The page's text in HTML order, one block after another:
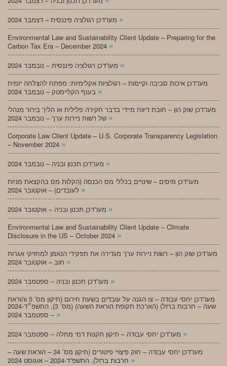
»
Environmental Law and Sustainability Client Update – Preparing for the
Carbon Tax Era – December 2024 »
»
מעו”דכן איכות סביבה וקיימות – רגולציות אקלימיות: מפתח להצלחה יזמית
»
מעו”דכן שוק הון – חובת דיווח מיידי בדבר חקירה פלילית או הליך בירור מנהלי
»
Corporate Law Client Update – U.S. Corporate Transparency Legislation
– November 2024 »
»
מעו”דכן מיסים – שינויים בכללי מס הכנסה (הקלות מס בהקצאת מניות
»
»
Environmental Law and Sustainability Client Update – Climate
Disclosure in the US – October 2024 »
מעו”דכן שוק הון – רשות ניירות ערך מגדירה את תפקידי הנאמן למחזיקי אגרות
»
»
מעו”דכן יחסי עבודה – צו הגנה על עובדים בשעת חירום (תיקון מס’ 5 והוראת
שעה – חרבות ברזל) (הארכת תקופת הוראת השעה) (מס’ 3), התשפ״ד-2024
– ספטמבר 2024 »
»
מעו”דכן יחסי עבודה – חוק פיצויי פיטורים (תיקון מס’ 34 – הוראת שעה –
»